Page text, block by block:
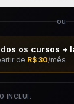
ou
os cursos +
de R$ 30/mês
INCLUI: